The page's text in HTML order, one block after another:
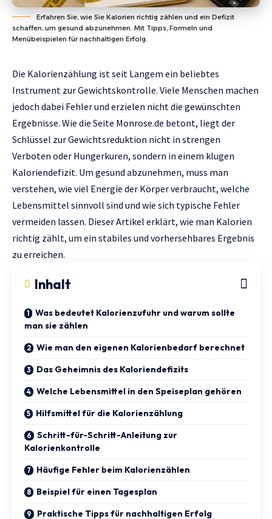
Erfahren Sie, wie Sie Kalorien richtig zählen und ein Defizit
schaffen, um gesund abzunehmen. Mit Tipps, Formeln und
Menübeispielen für nachhaltigen Erfolg.
Die Kalorienzählung ist seit Langem ein beliebtes
Instrument zur Gewichtskontrolle. Viele Menschen machen
jedoch dabei Fehler und erzielen nicht die gewünschten
Ergebnisse. Wie die Seite Мonrose.de betont, liegt der
Schlüssel zur Gewichtsreduktion nicht in strengen
Verboten oder Hungerkuren, sondern in einem klugen
Kaloriendefizit. Um gesund abzunehmen, muss man
verstehen, wie viel Energie der Körper verbraucht, welche
Lebensmittel sinnvoll sind und wie sich typische Fehler
vermeiden lassen. Dieser Artikel erklärt, wie man Kalorien
richtig zählt, um ein stabiles und vorhersehbares Ergebnis
zu erreichen.
Inhalt
Was bedeutet Kalorienzufuhr und warum sollte
man sie zählen
Wie man den eigenen Kalorienbedarf berechnet
Das Geheimnis des Kaloriendefizits
Welche Lebensmittel in den Speiseplan gehören
Hilfsmittel für die Kalorienzählung
Schritt-für-Schritt-Anleitung zur
Kalorienkontrolle
Häufige Fehler beim Kalorienzählen
Beispiel für einen Tagesplan
Praktische Tipps für nachhaltigen Erfolg